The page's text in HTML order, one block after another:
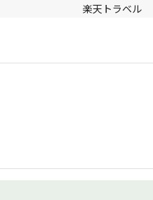
楽天トラベル